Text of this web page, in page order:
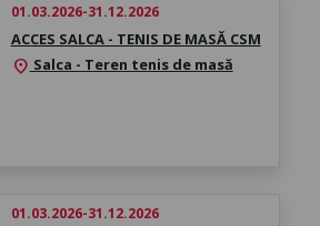
01.03.2026-31.12.2026
ACCES SALCA - TENIS DE MASĂ CSM
location_on Salca - Teren tenis de masă
01.03.2026-31.12.2026